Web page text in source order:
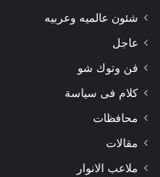
شئون عالميه وعربيه
عاجل
فن وتوك شو
كلام فى سياسة
محافظات
مقالات
ملاعب الانوار